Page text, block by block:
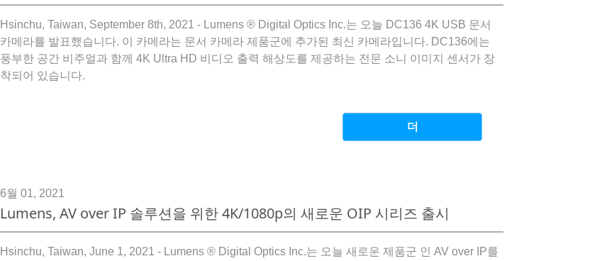
Hsinchu, Taiwan, September 8th, 2021 - Lumens ® Digital Optics Inc.는 오늘 DC136 4K USB 문서
카메라를 발표했습니다. 이 카메라는 문서 카메라 제품군에 추가된 최신 카메라입니다. DC136에는
풍부한 공간 비주얼과 함께 4K Ultra HD 비디오 출력 해상도를 제공하는 전문 소니 이미지 센서가 장
착되어 있습니다.
더
6월 01, 2021
Lumens, AV over IP 솔루션을 위한 4K/1080p의 새로운 OIP 시리즈 출시
Hsinchu, Taiwan, June 1, 2021 - Lumens ® Digital Optics Inc.는 오늘 새로운 제품군 인 AV over IP를